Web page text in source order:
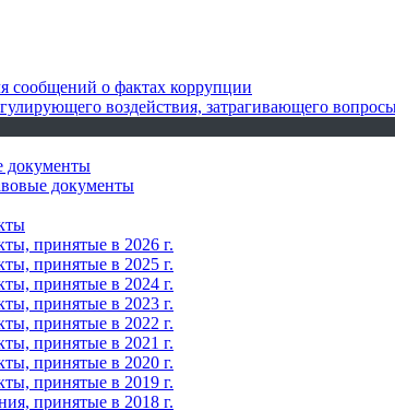
сообщений о фактах коррупции
воздействия, затрагивающего
документы
документы
принятые в 2026 г.
принятые в 2025 г.
принятые в 2024 г.
принятые в 2023 г.
принятые в 2022 г.
принятые в 2021 г.
принятые в 2020 г.
принятые в 2019 г.
принятые в 2018 г.